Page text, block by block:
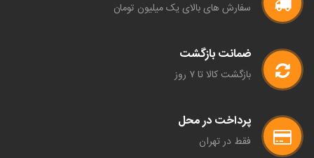
سفارش های بالای یک میلیون تومان
ضمانت بازگشت
بازگشت کالا تا ۷ روز
پرداخت در محل
فقط در تهران